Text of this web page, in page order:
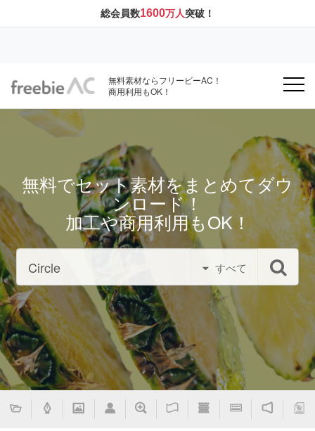
総会員数1600万人突破！
無料素材ならフリービーAC！
商用利用もOK！
無料でセット素材をまとめてダウ
ンロード！
加工や商用利用もOK！
すべて